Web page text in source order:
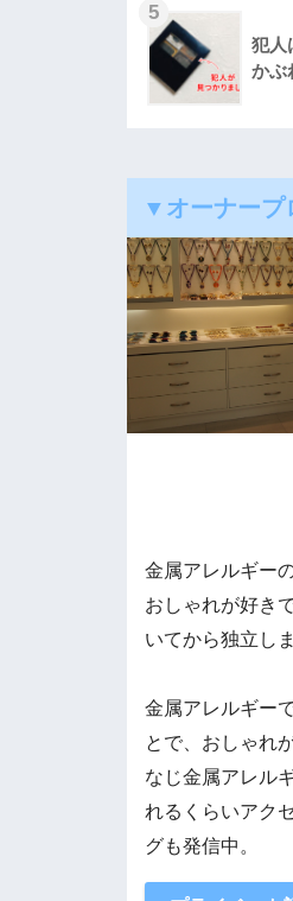
5
犯人
かぶ
▼オーナープ
金属アレルギー
おしゃれが好き
いてから独立し
金属アレルギー
とで、おしゃれ
なじ金属アレル
れるくらいアク
グも発信中。